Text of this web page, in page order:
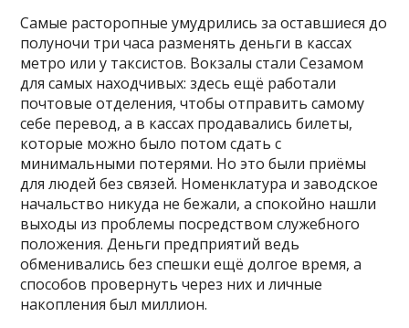
Самые расторопные умудрились за оставшиеся до
полуночи три часа разменять деньги в кассах
метро или у таксистов. Вокзалы стали Сезамом
для самых находчивых: здесь ещё работали
почтовые отделения, чтобы отправить самому
себе перевод, а в кассах продавались билеты,
которые можно было потом сдать с
минимальными потерями. Но это были приёмы
для людей без связей. Номенклатура и заводское
начальство никуда не бежали, а спокойно нашли
выходы из проблемы посредством служебного
положения. Деньги предприятий ведь
обменивались без спешки ещё долгое время, а
способов провернуть через них и личные
накопления был миллион.